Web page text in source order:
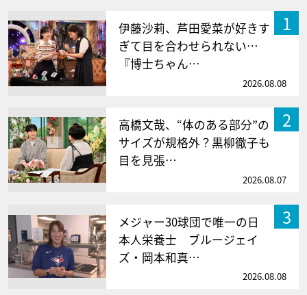
1
伊藤沙莉、芦田愛菜が好きす
ぎて目を合わせられない…
『博士ちゃん…
2026.08.08
2
高橋文哉、“体のある部分”の
サイズが規格外？黒柳徹子も
目を見張…
2026.08.07
3
メジャー30球団で唯一の日
本人栄養士 ブルージェイ
ズ・岡本和真…
2026.08.08